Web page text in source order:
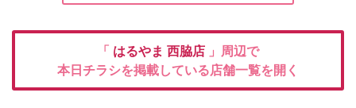
「 はるやま 西脇店 」周辺で
本日チラシを掲載している店舗一覧を開く